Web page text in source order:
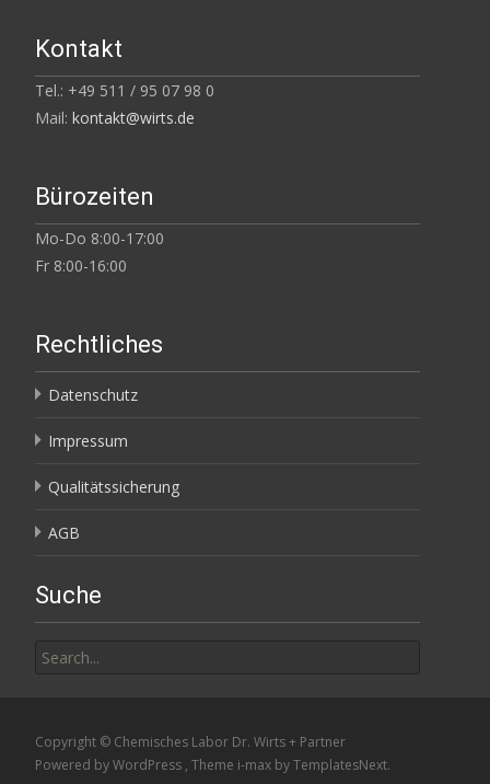
Kontakt
Tel.: +49 511 / 95 07 98 0
Mail: kontakt@wirts.de
Bürozeiten
Mo-Do 8:00-17:00
Fr 8:00-16:00
Rechtliches
Datenschutz
Impressum
Qualitätssicherung
AGB
Suche
for:
Copyright © Chemisches Labor Dr. Wirts + Partner
Powered by WordPress , Theme i-max by TemplatesNext.